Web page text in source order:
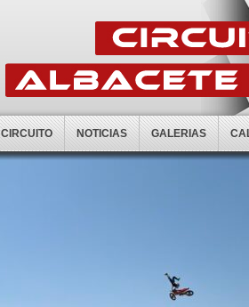
CIRCUITO NOTICIAS GALERIAS